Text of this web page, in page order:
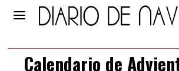
Calendario de